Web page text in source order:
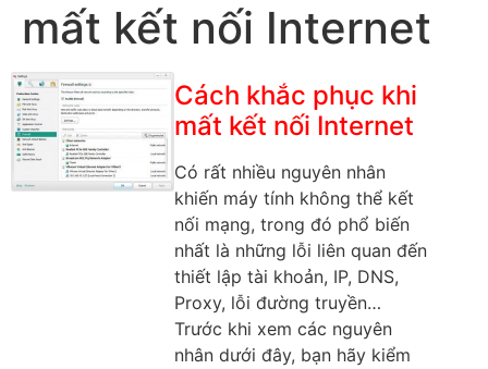
mất kết nối Internet
Cách khắc phục khi
mất kết nối Internet
Có rất nhiều nguyên nhân
khiến máy tính không thể kết
nối mạng, trong đó phổ biến
nhất là những lỗi liên quan đến
thiết lập tài khoản, IP, DNS,
Proxy, lỗi đường truyền…
Trước khi xem các nguyên
nhân dưới đây, bạn hãy kiểm